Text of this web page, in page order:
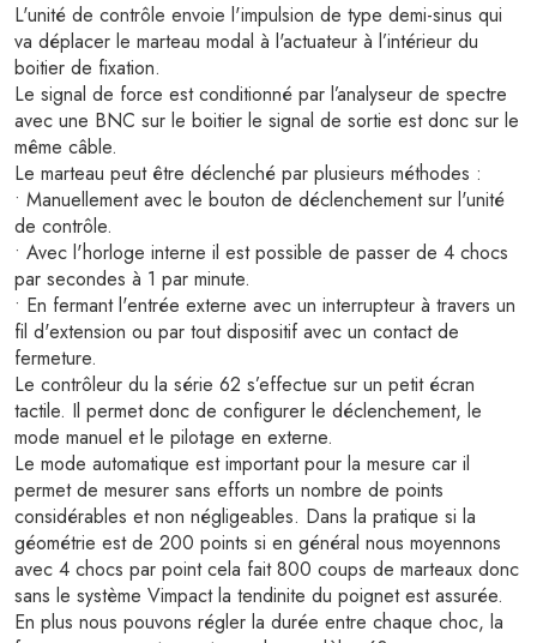
L'unité de contrôle envoie l'impulsion de type demi-sinus qui
va déplacer le marteau modal à l'actuateur à l’intérieur du
boitier de fixation.
Le signal de force est conditionné par l’analyseur de spectre
avec une BNC sur le boitier le signal de sortie est donc sur le
même câble.
Le marteau peut être déclenché par plusieurs méthodes :
• Manuellement avec le bouton de déclenchement sur l'unité
de contrôle.
• Avec l'horloge interne il est possible de passer de 4 chocs
par secondes à 1 par minute.
• En fermant l'entrée externe avec un interrupteur à travers un
fil d'extension ou par tout dispositif avec un contact de
fermeture.
Le contrôleur du la série 62 s’effectue sur un petit écran
tactile. Il permet donc de configurer le déclenchement, le
mode manuel et le pilotage en externe.
Le mode automatique est important pour la mesure car il
permet de mesurer sans efforts un nombre de points
considérables et non négligeables. Dans la pratique si la
géométrie est de 200 points si en général nous moyennons
avec 4 chocs par point cela fait 800 coups de marteaux donc
sans le système Vimpact la tendinite du poignet est assurée.
En plus nous pouvons régler la durée entre chaque choc, la